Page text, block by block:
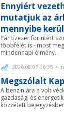
Ennyiért
mutatjuk az
mennyibe
Pár tízezer forintért
többfélét is - most
mindennapi élmény.
2026.08.07 06:35 •
Megszólalt
A benzin ára a volt
gazdasági és
közzétett